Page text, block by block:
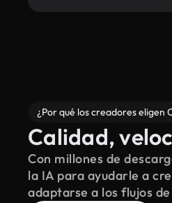
¿Por qué los creadores eligen
Calidad,
Con millones de
la IA para ayudarle a
adaptarse a los flujos